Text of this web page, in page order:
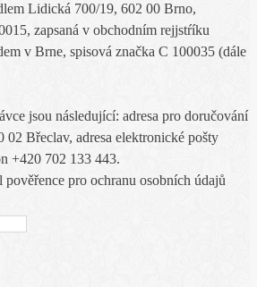
Lidická 700/19, 602 00 Brno,
zapsaná v obchodním rejjstŕíku
v Brne, spisová značka C 100035 (dále
jsou následující: adresa pro doručování
02 Břeclav, adresa elektronické pošty
+420 702 133 443.
pověřence pro ochranu osobních údajů